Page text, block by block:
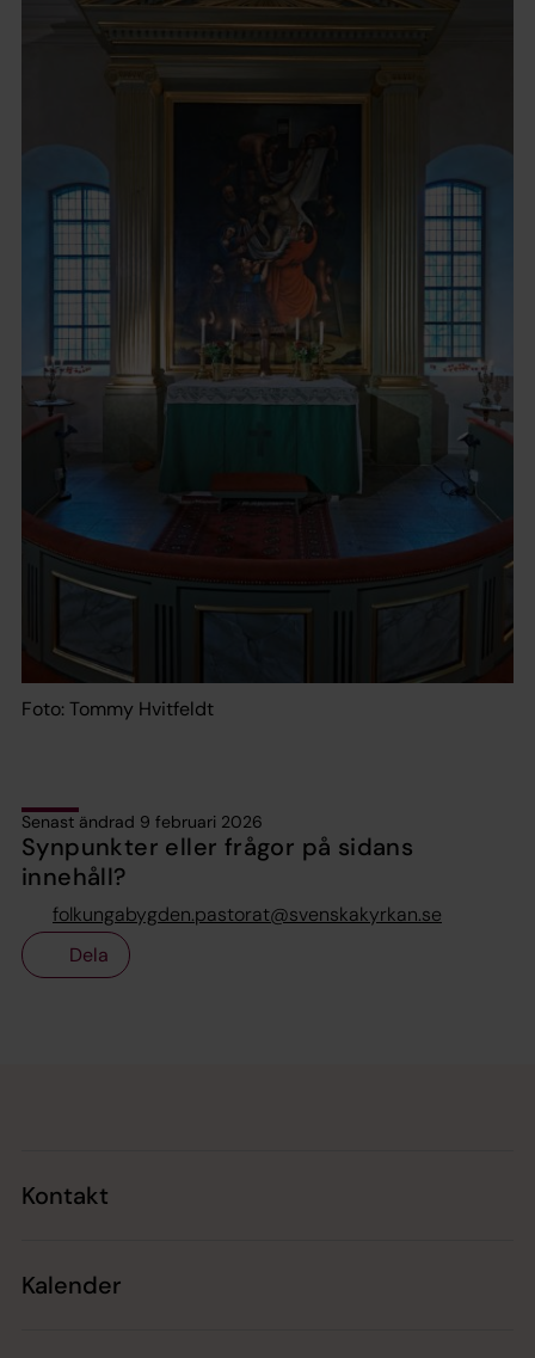
Foto: Tommy Hvitfeldt
Senast ändrad 9 februari 2026
Synpunkter eller frågor på sidans
innehåll?
folkungabygden.pastorat@svenskakyrkan.se
Dela
Kontakt
Kalender